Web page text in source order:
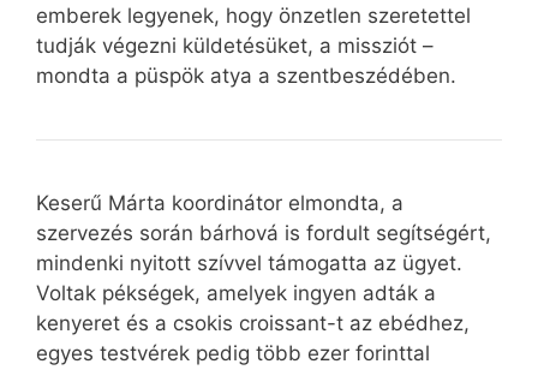
emberek legyenek, hogy önzetlen szeretettel
tudják végezni küldetésüket, a missziót –
mondta a püspök atya a szentbeszédében.
Keserű Márta koordinátor elmondta, a
szervezés során bárhová is fordult segítségért,
mindenki nyitott szívvel támogatta az ügyet.
Voltak pékségek, amelyek ingyen adták a
kenyeret és a csokis croissant-t az ebédhez,
egyes testvérek pedig több ezer forinttal